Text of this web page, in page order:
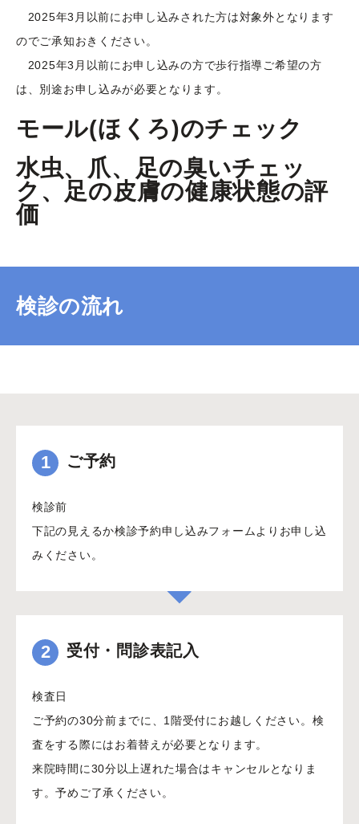
2025年3月以前にお申し込みされた方は対象外となります
のでご承知おきください。
2025年3月以前にお申し込みの方で歩行指導ご希望の方
は、別途お申し込みが必要となります。
モール(ほくろ)のチェック
水虫、爪、足の臭いチェッ
ク、足の皮膚の健康状態の評
価
検診の流れ
1 ご予約
検診前
下記の見えるか検診予約申し込みフォームよりお申し込
みください。
2 受付・問診表記入
検査日
ご予約の30分前までに、1階受付にお越しください。検
査をする際にはお着替えが必要となります。
来院時間に30分以上遅れた場合はキャンセルとなりま
す。予めご了承ください。